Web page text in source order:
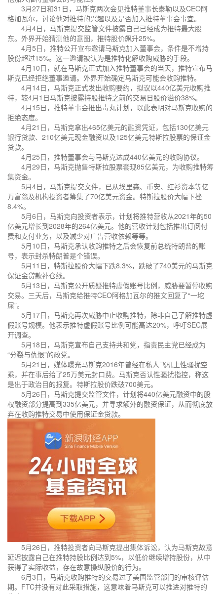
3月27日和31日，马斯克两次会见推特董事长泰勒以及CEO阿
格加瓦尔，讨论他对推特的兴趣以及是否加入推特董事会事宜。
4月4日，马斯克提交监管文件披露自己已经成为推特最大股
东。外界开始猜测他的意图，推特股价飙升25%。
4月5日，推特公开宣布邀请马斯克加入董事会，条件是不增持
股份超过15%。这一邀请被认为是推特化解收购威胁的手段。
4月10日，就在马斯克正式加入推特董事会的当天，推特宣布马
斯克已经拒绝董事邀请。外界开始确定马斯克可能会收购推特。
4月14日，马斯克正式发出收购要约，拟议以440亿美元收购推
特，较4月1日马斯克披露持股推特之前的交易日股价溢价38%。
4月15日，推特董事会推出毒丸计划，以此表明对马斯克收购的
拒绝态度。
4月21日，马斯克拿出465亿美元的融资凭证，包括130亿美元
银行贷款、210亿美元现金融资以及125亿美元特斯拉股票的保证金
贷款。
4月25日，推特董事会与马斯克达成440亿美元的收购协议。
4月29日，马斯克抛售特斯拉股票套现85亿美元，为收购推特筹
集资金。
5月4日，马斯克提交文件，已从埃里森、币安、红衫资本等亿
万富翁及机构投资者筹集了70亿美元资金。特斯拉股价大幅下挫
8.4%。
5月6日，马斯克向投资者表示，计划将推特营收从2021年的50
亿美元增长到2028年的264亿美元。他的营收计划包括推出订阅付
费和支付业务，以及减少对广告营收依赖等等。
5月10日，马斯克承认收购推特之后会恢复前总统特朗普的账
号，表示封杀特朗普是个错误。
5月11日，特斯拉股价大幅下跌8.3%，跌破了740美元的马斯克
保证金贷款补仓线。
5月13日，马斯克公开质疑推特虚假账号比例，威胁要暂停收购
交易。三天后，马斯克给推特CEO阿格加瓦尔的推文回复了“一坨
屎”。
5月17日，马斯克再次威胁中止收购推特，除非自己了解推特虚
假账号规模。他表示推特虚假账号比例可能高达20%，呼吁SEC展
开调查。
5月18日，马斯克宣布自己支持共和党，指责民主党已经成为
“分裂与仇恨”的政党。
5月21日，媒体曝光马斯克2016年曾经在私人飞机上性骚扰空
乘，并在事后给了25万美元封口费。马斯克否认性骚扰指控，称这
是出于政治目的报复。特斯拉股价跌破700美元。
5月26日，马斯克提交监管文件，计划将440亿美元融资中的股
权融资部分提高到335亿美元，并寻求额外的融资保证，从而彻底放
弃在收购推特交易中使用保证金贷款。
5月26日，推特投资者向马斯克提出集体诉讼，认为马斯克故意
延迟披露自己在推特持股比例达到5%，以低价继续增持股份，从中
获得了实际收益，存在故意操纵股价的行为。
6月3日，马斯克收购推特的交易过了美国监管部门的审核评估
期。FTC并没有对此采取措施，这意味着马斯克可以推进对推特的